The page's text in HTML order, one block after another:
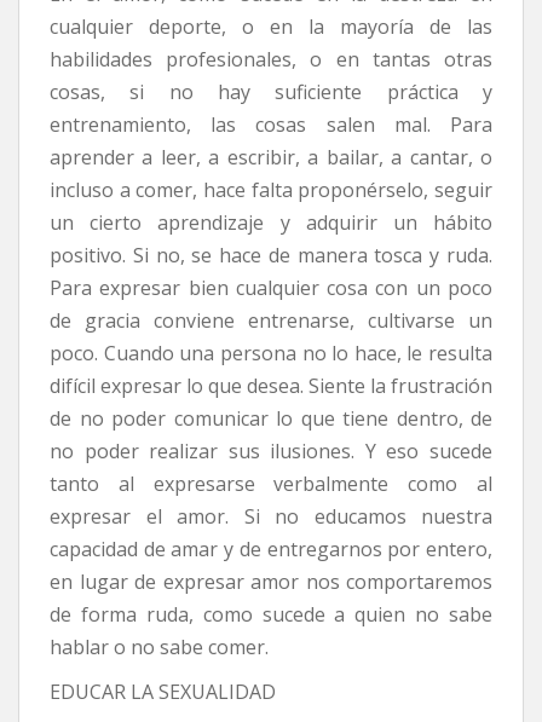
cualquier deporte, o en la mayoría de las
habilidades profesionales, o en tantas otras
cosas, si no hay suficiente práctica y
entrenamiento, las cosas salen mal. Para
aprender a leer, a escribir, a bailar, a cantar, o
incluso a comer, hace falta proponérselo, seguir
un cierto aprendizaje y adquirir un hábito
positivo. Si no, se hace de manera tosca y ruda.
Para expresar bien cualquier cosa con un poco
de gracia conviene entrenarse, cultivarse un
poco. Cuando una persona no lo hace, le resulta
difícil expresar lo que desea. Siente la frustración
de no poder comunicar lo que tiene dentro, de
no poder realizar sus ilusiones. Y eso sucede
tanto al expresarse verbalmente como al
expresar el amor. Si no educamos nuestra
capacidad de amar y de entregarnos por entero,
en lugar de expresar amor nos comportaremos
de forma ruda, como sucede a quien no sabe
hablar o no sabe comer.
EDUCAR LA SEXUALIDAD